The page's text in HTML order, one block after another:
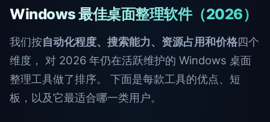
Windows 最佳桌面整理软件（2026）
我们按自动化程度、搜索能力、资源占用和价格四个
维度， 对 2026 年仍在活跃维护的 Windows 桌面
整理工具做了排序。 下面是每款工具的优点、短
板，以及它最适合哪一类用户。